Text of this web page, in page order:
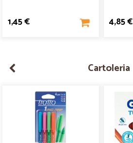
1,45 € 4,85 €
Cartoleria